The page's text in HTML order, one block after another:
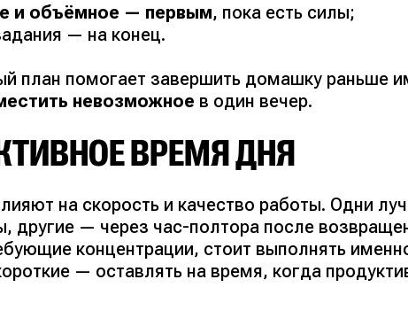
и объёмное — первым, пока есть силы;
— на конец.
план помогает завершить домашку раньше
невозможное в один вечер.
ВРЕМЯ ДНЯ
на скорость и качество работы. Одни
другие — через час-полтора после
концентрации, стоит выполнять
— оставлять на время, когда